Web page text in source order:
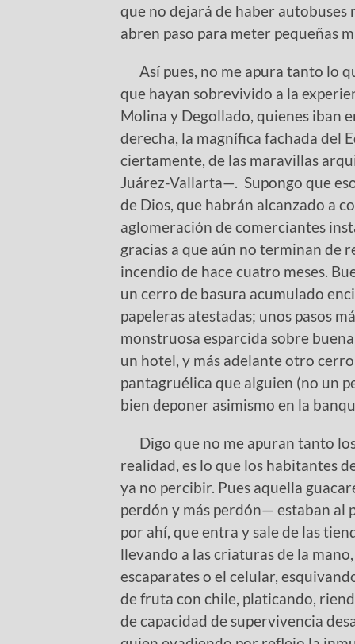
que no dejará de haber
abren paso para meter pequeñas
Así pues, no me apura tanto lo
que hayan sobrevivido a la
Molina y Degollado, quienes iban
derecha, la magnífica fachada del
ciertamente, de las maravillas
Juárez-Vallarta—. Supongo que
de Dios, que habrán alcanzado a
aglomeración de comerciantes
gracias a que aún no terminan de
incendio de hace cuatro meses.
un cerro de basura acumulado
papeleras atestadas; unos pasos
monstruosa esparcida sobre
un hotel, y más adelante otro
pantagruélica que alguien (no un
bien deponer asimismo en la
Digo que no me apuran tanto
realidad, es lo que los habitantes
ya no percibir. Pues aquella
perdón y más perdón— estaban al
por ahí, que entra y sale de las
llevando a las criaturas de la
escaparates o el celular,
de fruta con chile, platicando,
de capacidad de supervivencia